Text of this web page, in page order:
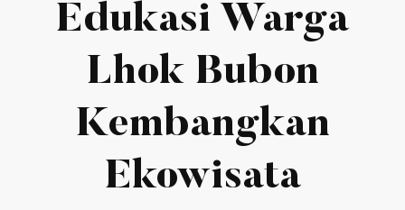
Edukasi Warga
Lhok Bubon
Kembangkan
Ekowisata